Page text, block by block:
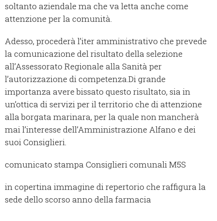
soltanto aziendale ma che va letta anche come
attenzione per la comunità.
Adesso, procederà l’iter amministrativo che prevede
la comunicazione del risultato della selezione
all’Assessorato Regionale alla Sanità per
l’autorizzazione di competenza.Di grande
importanza avere bissato questo risultato, sia in
un’ottica di servizi per il territorio che di attenzione
alla borgata marinara, per la quale non mancherà
mai l’interesse dell’Amministrazione Alfano e dei
suoi Consiglieri.
comunicato stampa Consiglieri comunali M5S
in copertina immagine di repertorio che raffigura la
sede dello scorso anno della farmacia